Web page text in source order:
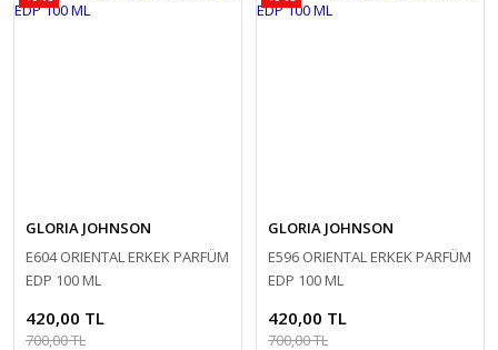
GLORIA JOHNSON
E604 ORIENTAL ERKEK PARFÜM
EDP 100 ML
420,00 TL
700,00 TL
GLORIA JOHNSON
E596 ORIENTAL ERKEK PARFÜM
EDP 100 ML
420,00 TL
700,00 TL